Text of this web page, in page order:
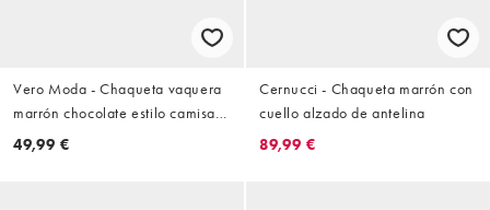
Vero Moda - Chaqueta vaquera
marrón chocolate estilo camisa
con bolsillos delanteros
49,99 €
Cernucci - Chaqueta marrón con
cuello alzado de antelina
89,99 €